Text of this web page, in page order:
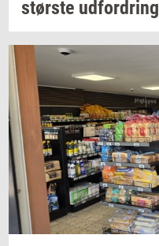
stør­ste ud­for­dring